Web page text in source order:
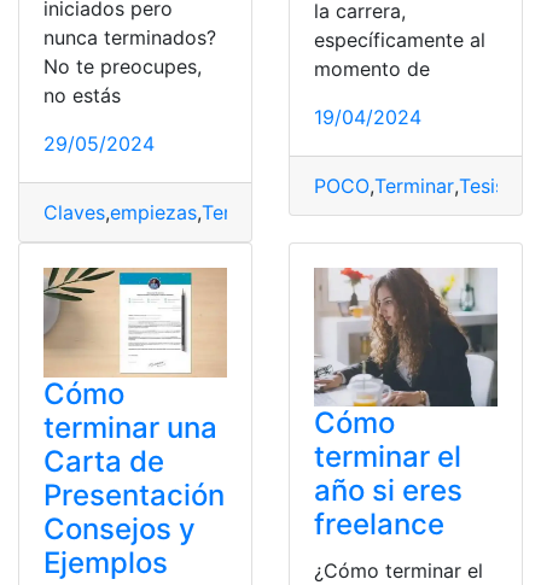
iniciados pero
nunca terminados?
No te preocupes,
no estás
29/05/2024
Claves,empiezas,Terminar todo
la carrera,
específicamente al
momento de
19/04/2024
POCO,Terminar,Tesis
Cómo
terminar una
Carta de
Presentación
Consejos y
Ejemplos
Cómo
terminar el
año si eres
freelance
¿Cómo terminar el